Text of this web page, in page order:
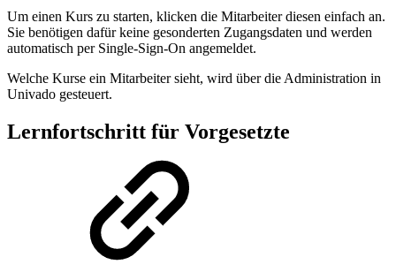
Um einen Kurs zu starten, klicken die Mitarbeiter diesen einfach an.
Sie benötigen dafür keine gesonderten Zugangsdaten und werden
automatisch per Single-Sign-On angemeldet.
Welche Kurse ein Mitarbeiter sieht, wird über die Administration in
Univado gesteuert.
Lernfortschritt für Vorgesetzte